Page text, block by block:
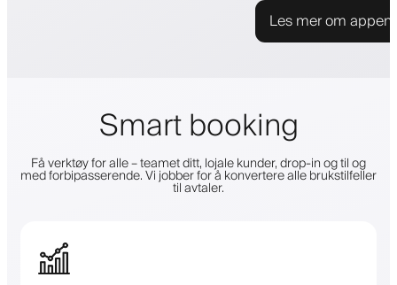
Les mer om appen
Smart booking
Få verktøy for alle – teamet ditt, lojale kunder, drop-in og til og
med forbipasserende. Vi jobber for å konvertere alle brukstilfeller
til avtaler.